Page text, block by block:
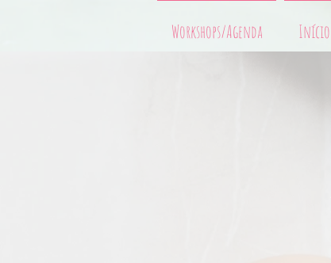
Workshops/Agenda Início